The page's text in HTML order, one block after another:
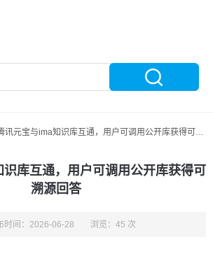
讯元宝与ima知识库互通，用户可调用公开库获得可溯源回答
库互通，用户可调用公开库获得可
溯源回答
时间：2026-06-28 浏览：45 次